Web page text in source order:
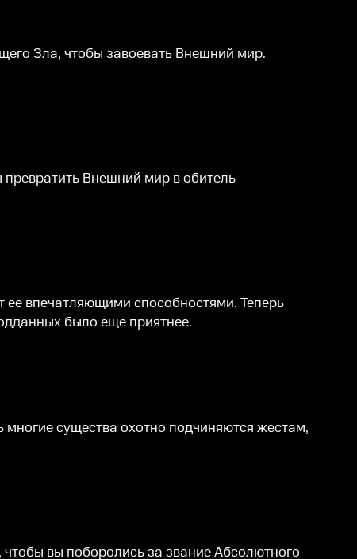
Зла, чтобы завоевать Внешний мир.
Внешний мир в обитель
ее впечатляющими способностями. Теперь
было еще приятнее.
существа охотно подчиняются жестам,
вы поборолись за звание Абсолютного